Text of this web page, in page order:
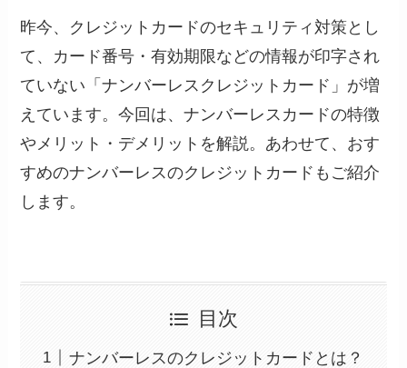
昨今、クレジットカードのセキュリティ対策とし
て、カード番号・有効期限などの情報が印字され
ていない「ナンバーレスクレジットカード」が増
えています。今回は、ナンバーレスカードの特徴
やメリット・デメリットを解説。あわせて、おす
すめのナンバーレスのクレジットカードもご紹介
します。
目次
ナンバーレスのクレジットカードとは？